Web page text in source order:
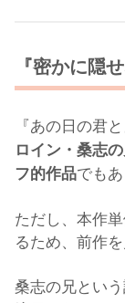
『密かに隠
『あの日の君と
ロイン・桑志
フ的作品でもあ
ただし、本作
るため、前作
桑志の兄という